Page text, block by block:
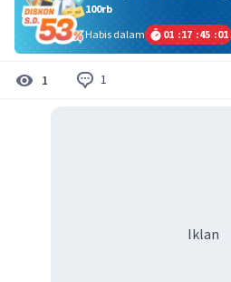
100rb
Habis dalam
01 :17 :45 :01
1 1
Iklan